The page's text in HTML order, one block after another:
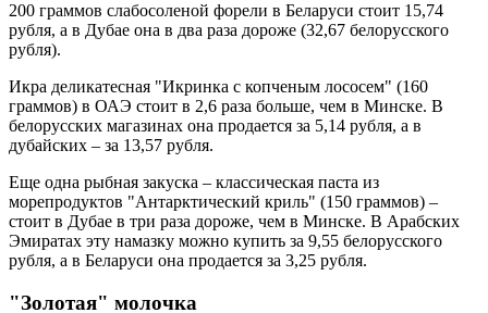
200 граммов слабосоленой форели в Беларуси стоит 15,74
рубля, а в Дубае она в два раза дороже (32,67 белорусского
рубля).
Икра деликатесная "Икринка с копченым лососем" (160
граммов) в ОАЭ стоит в 2,6 раза больше, чем в Минске. В
белорусских магазинах она продается за 5,14 рубля, а в
дубайских – за 13,57 рубля.
Еще одна рыбная закуска – классическая паста из
морепродуктов "Антарктический криль" (150 граммов) –
стоит в Дубае в три раза дороже, чем в Минске. В Арабских
Эмиратах эту намазку можно купить за 9,55 белорусского
рубля, а в Беларуси она продается за 3,25 рубля.
"Золотая" молочка